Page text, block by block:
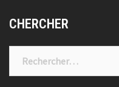
CHERCHER